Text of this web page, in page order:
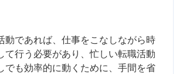
動であれば、仕事をこなしながら時
て行う必要があり、忙しい転職活動
でも効率的に動くために、手間を省